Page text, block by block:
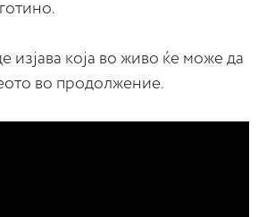
изјава која во живо ќе може да
во продолжение.